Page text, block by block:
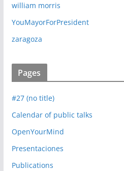
william morris
YouMayorForPresident
zaragoza
Pages
#27 (no title)
Calendar of public talks
OpenYourMind
Presentaciones
Publications